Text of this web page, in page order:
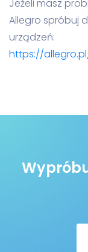
Jeżeli masz
Allegro spróbuj
urządzeń:
https://